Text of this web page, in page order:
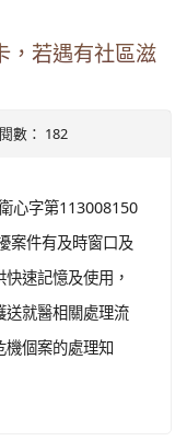
，若遇有社區滋
數： 182
心字第113008150
案件有及時窗口及
速記憶及使用，
送就醫相關處理流
機個案的處理知